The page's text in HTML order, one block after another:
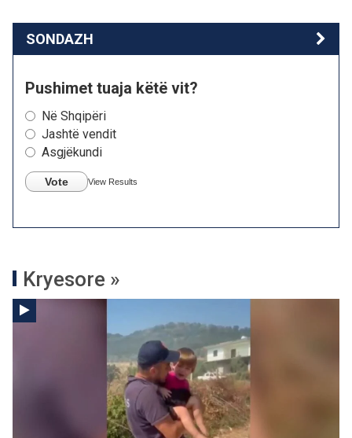
SONDAZH
Pushimet tuaja këtë vit?
Në Shqipëri
Jashtë vendit
Asgjëkundi
Vote View Results
Kryesore »